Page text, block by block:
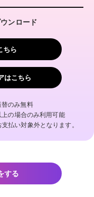
ンロード
ちら
はこちら
のみ無料
の場合のみ利用可能
払い対象外となります。
する